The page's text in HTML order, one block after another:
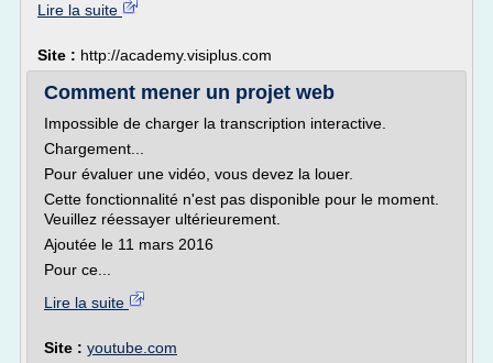
Lire la suite
Site : http://academy.visiplus.com
Comment mener un projet web
Impossible de charger la transcription interactive.
Chargement...
Pour évaluer une vidéo, vous devez la louer.
Cette fonctionnalité n'est pas disponible pour le moment.
Veuillez réessayer ultérieurement.
Ajoutée le 11 mars 2016
Pour ce...
Lire la suite
Site : youtube.com